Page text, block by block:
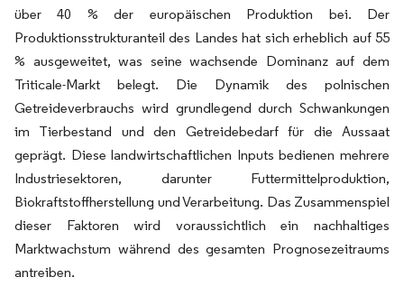
über 40 % der europäischen Produktion bei. Der
Produktionsstrukturanteil des Landes hat sich erheblich auf 55
% ausgeweitet, was seine wachsende Dominanz auf dem
Triticale-Markt belegt. Die Dynamik des polnischen
Getreideverbrauchs wird grundlegend durch Schwankungen
im Tierbestand und den Getreidebedarf für die Aussaat
geprägt. Diese landwirtschaftlichen Inputs bedienen mehrere
Industriesektoren, darunter Futtermittelproduktion,
Biokraftstoffherstellung und Verarbeitung. Das Zusammenspiel
dieser Faktoren wird voraussichtlich ein nachhaltiges
Marktwachstum während des gesamten Prognosezeitraums
antreiben.